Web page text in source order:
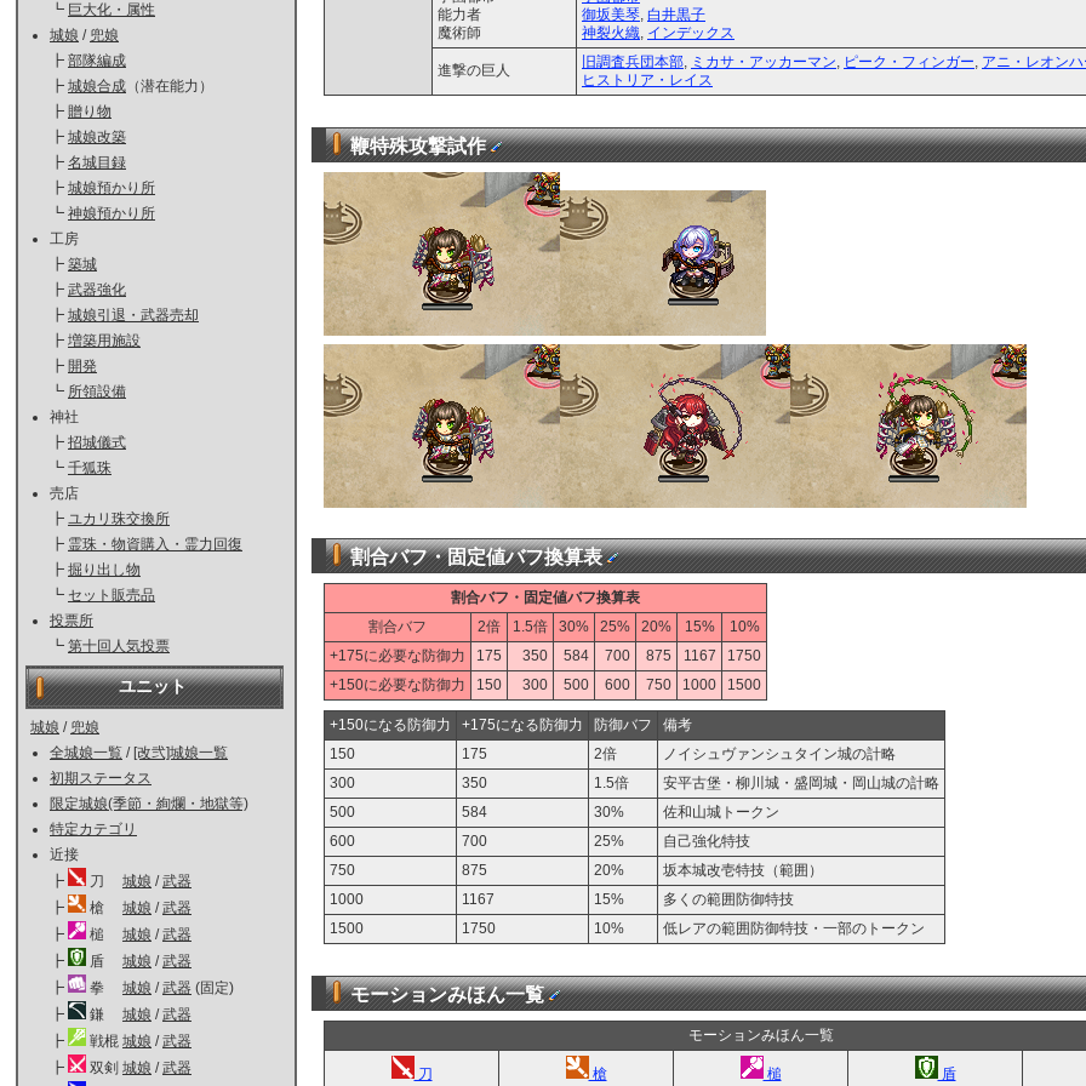
┗ 巨大化・属性
城娘 / 兜娘
┣ 部隊編成
┣ 城娘合成 （潜在能力）
┣ 贈り物
┣ 城娘改築
┣ 名城目録
┣ 城娘預かり所
┗ 神娘預かり所
工房
┣ 築城
┣ 武器強化
┣ 城娘引退・武器売却
┣ 増築用施設
┣ 開発
┗ 所領設備
神社
┣ 招城儀式
┗ 千狐珠
売店
┣ ユカリ珠交換所
┣ 霊珠・物資購入・霊力回復
┣ 掘り出し物
┗ セット販売品
投票所
┗ 第十回人気投票
ユニット
城娘 / 兜娘
全城娘一覧 / [改弐]城娘一覧
初期ステータス
限定城娘(季節・絢爛・地獄等)
特定カテゴリ
近接
┣
刀 城娘 /武器
┣
槍 城娘 /武器
┣
槌 城娘 /武器
┣
盾 城娘 /武器
┣
拳 城娘 /武器 (固定)
┣
鎌 城娘 /武器
┣
戦棍 城娘 /武器
┣
双剣 城娘 /武器
能力者
魔術師
御坂美琴, 白井黒子
神裂火織, インデックス
進撃の巨人 旧調査兵団本部, ミカサ・アッカーマン, ピーク・フィンガー, アニ・レオンハ
ヒストリア・レイス
鞭特殊攻撃試作
割合バフ・固定値バフ換算表
割合バフ・固定値バフ換算表
割合バフ
2倍 1.5倍 30% 25% 20% 15%
10%
+175に必要な防御力
175 350 584 700 875 1167
1750
+150に必要な防御力
150 300 500 600 750 1000 1500
+150になる防御力 +175になる防御力 防御バフ
備考
150
175 2倍
ノイシュヴァンシュタイン城の計略
300
350 1.5倍
安平古堡・柳川城・盛岡城・岡山城の計略
500
584 30%
佐和山城トークン
600
700 25%
自己強化特技
750
875 20%
坂本城改壱特技（範囲）
1000
1167 15%
多くの範囲防御特技
1500
1750 10% 低レアの範囲防御特技・一部のトークン
モーションみほん一覧
モーションみほん一覧
刀 槍 槌 盾